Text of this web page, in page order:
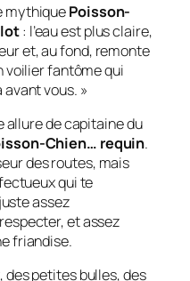
mythiquePoisson-
: l’eau est plus claire,
et, au fond, remonte
voilier fantôme qui
avant vous. »
allure decapitaine du
Chien… requin.
des routes, mais
qui te
assez
et assez
friandise.
des petites bulles, des